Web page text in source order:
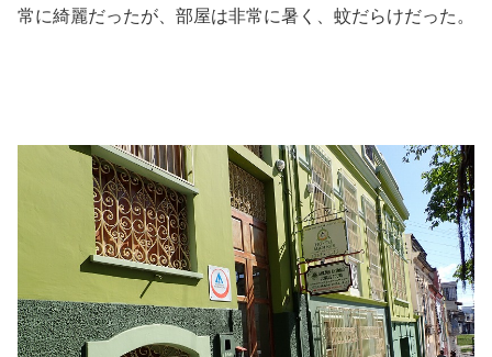
常に綺麗だったが、部屋は非常に暑く、蚊だらけだった。